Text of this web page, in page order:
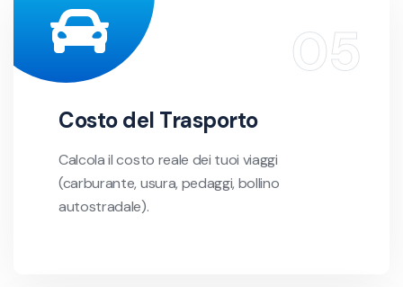
Costo del Trasporto
Calcola il costo reale dei tuoi viaggi
(carburante, usura, pedaggi, bollino
autostradale).